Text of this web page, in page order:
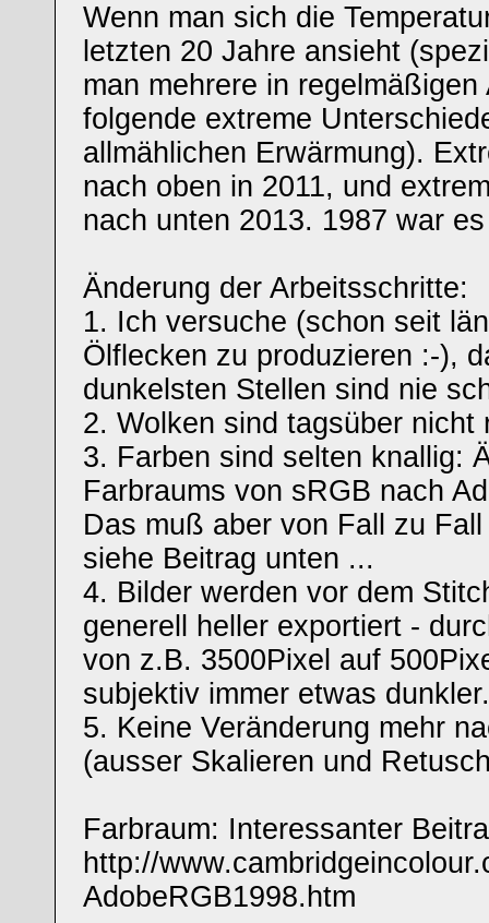
Wenn man sich die
letzten 20 Jahre ansieht
man mehrere in regelmäßigen
folgende extreme
allmählichen Erwärmung).
nach oben in 2011, und
nach unten 2013. 1987 war
Änderung der Arbeitsschritte:
1. Ich versuche (schon seit
Ölflecken zu produzieren :-),
dunkelsten Stellen sind nie
2. Wolken sind tagsüber nicht
3. Farben sind selten knallig:
Farbraums von sRGB nach
Das muß aber von Fall zu
siehe Beitrag unten ...
4. Bilder werden vor dem
generell heller exportiert -
von z.B. 3500Pixel auf
subjektiv immer etwas dunkler.
5. Keine Veränderung mehr
(ausser Skalieren und
Farbraum: Interessanter
http://
AdobeRGB1998.htm